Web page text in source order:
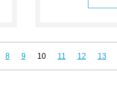
8 9 10 11 12 13